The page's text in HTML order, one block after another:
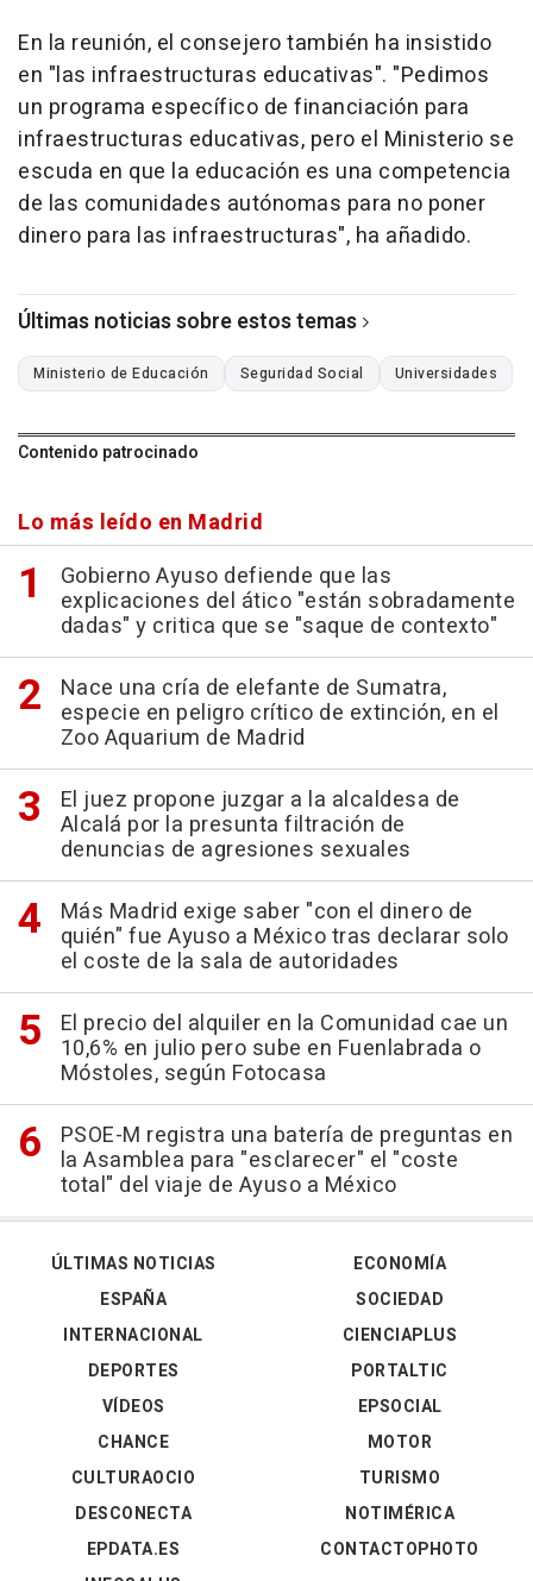
En la reunión, el consejero también ha insistido
en "las infraestructuras educativas". "Pedimos
un programa específico de financiación para
infraestructuras educativas, pero el Ministerio se
escuda en que la educación es una competencia
de las comunidades autónomas para no poner
dinero para las infraestructuras", ha añadido.
Últimas noticias sobre estos temas
Ministerio de Educación Seguridad Social Universidades
Contenido patrocinado
Lo más leído en Madrid
Gobierno Ayuso defiende que las
explicaciones del ático "están sobradamente
dadas" y critica que se "saque de contexto"
Nace una cría de elefante de Sumatra,
especie en peligro crítico de extinción, en el
Zoo Aquarium de Madrid
El juez propone juzgar a la alcaldesa de
Alcalá por la presunta filtración de
denuncias de agresiones sexuales
Más Madrid exige saber "con el dinero de
quién" fue Ayuso a México tras declarar solo
el coste de la sala de autoridades
El precio del alquiler en la Comunidad cae un
10,6% en julio pero sube en Fuenlabrada o
Móstoles, según Fotocasa
PSOE-M registra una batería de preguntas en
la Asamblea para "esclarecer" el "coste
total" del viaje de Ayuso a México
ÚLTIMAS NOTICIAS
ESPAÑA
INTERNACIONAL
DEPORTES
VÍDEOS
ECONOMÍA
SOCIEDAD
CIENCIAPLUS
PORTALTIC
EPSOCIAL
CHANCE
CULTURAOCIO
DESCONECTA
EPDATA.ES
MOTOR
TURISMO
NOTIMÉRICA
CONTACTOPHOTO